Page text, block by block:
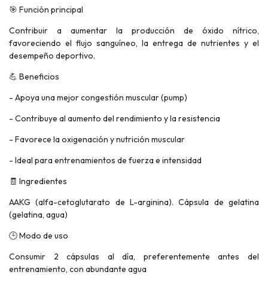
🎯 Función principal
Contribuir a aumentar la producción de óxido nítrico,
favoreciendo el flujo sanguíneo, la entrega de nutrientes y el
desempeño deportivo.
💪 Beneficios
- Apoya una mejor congestión muscular (pump)
- Contribuye al aumento del rendimiento y la resistencia
- Favorece la oxigenación y nutrición muscular
- Ideal para entrenamientos de fuerza e intensidad
🧾 Ingredientes
AAKG (alfa-cetoglutarato de L-arginina). Cápsula de gelatina
(gelatina, agua)
🕒 Modo de uso
Consumir 2 cápsulas al día, preferentemente antes del
entrenamiento, con abundante agua